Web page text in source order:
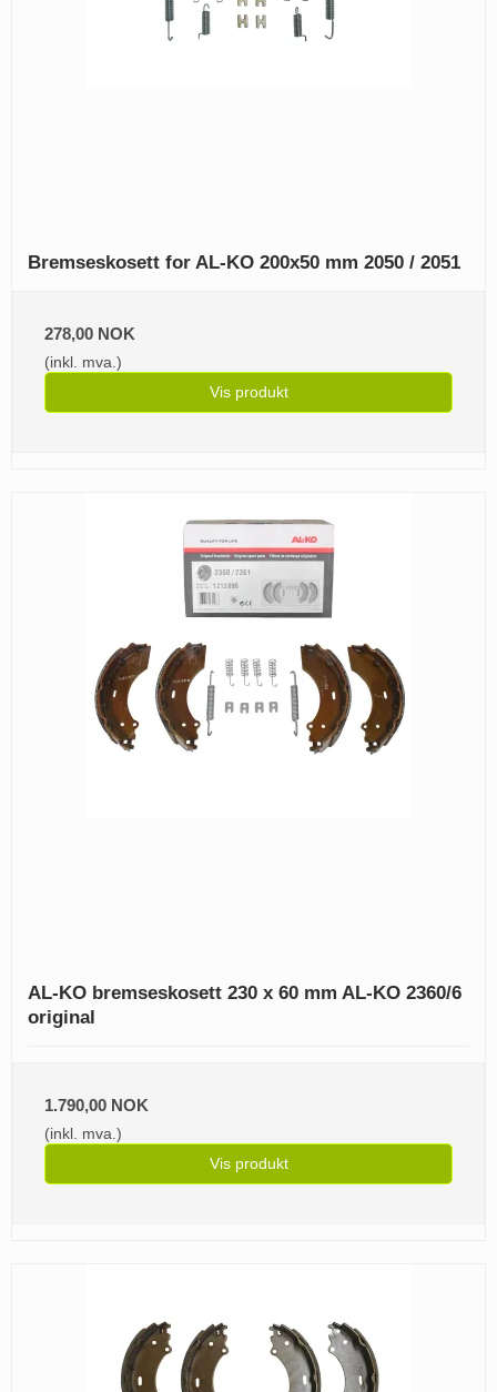
Bremseskosett for AL-KO 200x50 mm 2050 / 2051
278,00 NOK
(inkl. mva.)
Vis produkt
AL-KO bremseskosett 230 x 60 mm AL-KO 2360/6
original
1.790,00 NOK
(inkl. mva.)
Vis produkt